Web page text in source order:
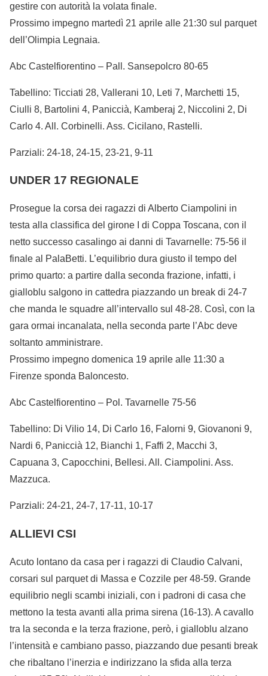
gestire con autorità la volata finale.
Prossimo impegno martedì 21 aprile alle 21:30 sul parquet
dell’Olimpia Legnaia.
Abc Castelfiorentino – Pall. Sansepolcro 80-65
Tabellino: Ticciati 28, Vallerani 10, Leti 7, Marchetti 15,
Ciulli 8, Bartolini 4, Paniccià, Kamberaj 2, Niccolini 2, Di
Carlo 4. All. Corbinelli. Ass. Cicilano, Rastelli.
Parziali: 24-18, 24-15, 23-21, 9-11
UNDER 17 REGIONALE
Prosegue la corsa dei ragazzi di Alberto Ciampolini in
testa alla classifica del girone I di Coppa Toscana, con il
netto successo casalingo ai danni di Tavarnelle: 75-56 il
finale al PalaBetti. L’equilibrio dura giusto il tempo del
primo quarto: a partire dalla seconda frazione, infatti, i
gialloblu salgono in cattedra piazzando un break di 24-7
che manda le squadre all’intervallo sul 48-28. Così, con la
gara ormai incanalata, nella seconda parte l’Abc deve
soltanto amministrare.
Prossimo impegno domenica 19 aprile alle 11:30 a
Firenze sponda Baloncesto.
Abc Castelfiorentino – Pol. Tavarnelle 75-56
Tabellino: Di Vilio 14, Di Carlo 16, Falorni 9, Giovanoni 9,
Nardi 6, Paniccià 12, Bianchi 1, Faffi 2, Macchi 3,
Capuana 3, Capocchini, Bellesi. All. Ciampolini. Ass.
Mazzuca.
Parziali: 24-21, 24-7, 17-11, 10-17
ALLIEVI CSI
Acuto lontano da casa per i ragazzi di Claudio Calvani,
corsari sul parquet di Massa e Cozzile per 48-59. Grande
equilibrio negli scambi iniziali, con i padroni di casa che
mettono la testa avanti alla prima sirena (16-13). A cavallo
tra la seconda e la terza frazione, però, i gialloblu alzano
l’intensità e cambiano passo, piazzando due pesanti break
che ribaltano l’inerzia e indirizzano la sfida alla terza